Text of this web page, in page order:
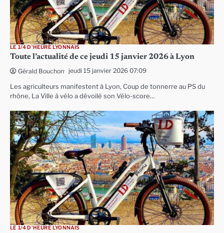
LE 1/4 D'HEURE LYONNAIS
Toute l’actualité de ce jeudi 15 janvier 2026 à Lyon
Gérald Bouchon jeudi 15 janvier 2026 07:09
Les agriculteurs manifestent à Lyon, Coup de tonnerre au PS du
rhône, La Ville à vélo a dévoilé son Vélo-score…
LE 1/4 D'HEURE LYONNAIS